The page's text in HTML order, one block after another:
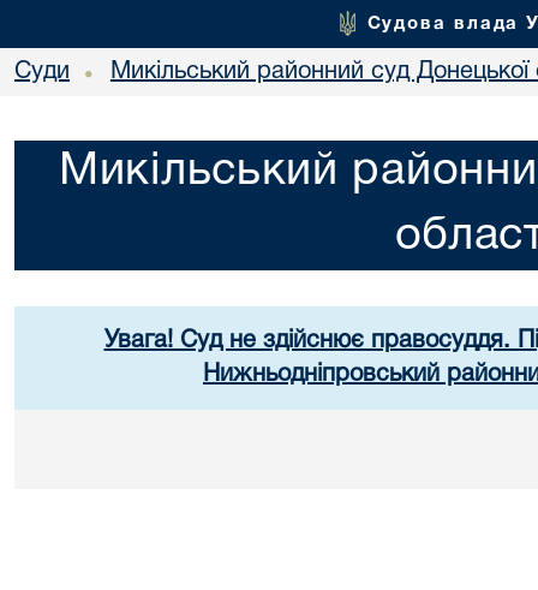
Судова влада
Суди • Микільський районний суд Донецької
Микільський
Увага! Суд не здійснює правосуддя.
Нижньодніпровський